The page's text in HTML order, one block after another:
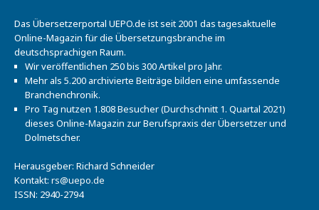
Das Übersetzerportal UEPO.de ist seit 2001 das tagesaktuelle
Online-Magazin für die Übersetzungsbranche im
deutschsprachigen Raum.
Wir veröffentlichen 250 bis 300 Artikel pro Jahr.
Mehr als 5.200 archivierte Beiträge bilden eine umfassende
Branchenchronik.
Pro Tag nutzen 1.808 Besucher (Durchschnitt 1. Quartal 2021)
dieses Online-Magazin zur Berufspraxis der Übersetzer und
Dolmetscher.
Herausgeber: Richard Schneider
Kontakt: rs@uepo.de
ISSN: 2940-2794